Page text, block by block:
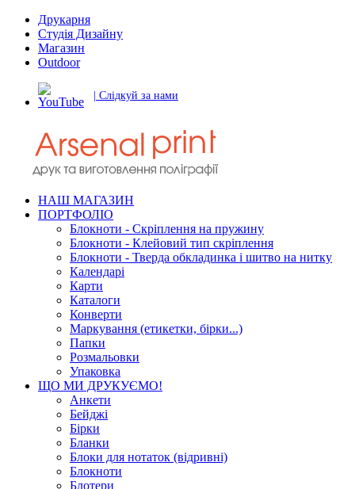
Друкарня
Студія Дизайну
Магазин
Outdoor
| Слідкуй за нами
НАШ МАГАЗИН
ПОРТФОЛІО
Блокноти - Скріплення на пружину
Блокноти - Клейовий тип скріплення
Блокноти - Тверда обкладинка і шитво на нитку
Календарі
Карти
Каталоги
Конверти
Маркування (етикетки, бірки...)
Папки
Розмальовки
Упаковка
ЩО МИ ДРУКУЄМО!
Анкети
Бейджі
Бірки
Бланки
Блоки для нотаток (відривні)
Блокноти
Блотери